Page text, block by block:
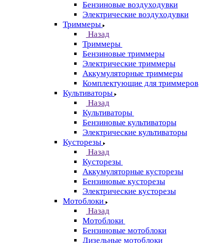
Бензиновые воздуходувки
Электрические воздуходувки
Триммеры
Назад
Триммеры
Бензиновые триммеры
Электрические триммеры
Аккумуляторные триммеры
Комплектующие для триммеров
Культиваторы
Назад
Культиваторы
Бензиновые культиваторы
Электрические культиваторы
Кусторезы
Назад
Кусторезы
Аккумуляторные кусторезы
Бензиновые кусторезы
Электрические кусторезы
Мотоблоки
Назад
Мотоблоки
Бензиновые мотоблоки
Дизельные мотоблоки